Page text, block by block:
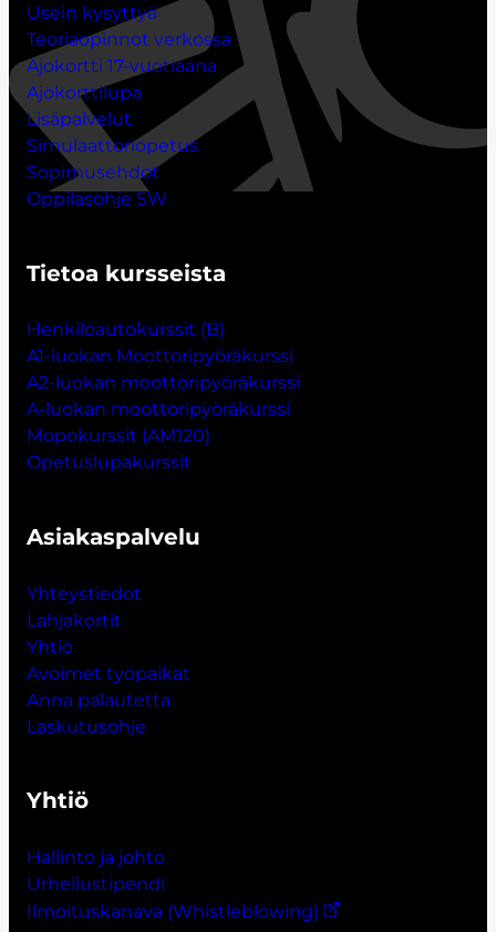
Usein kysyttyä
Teoriaopinnot verkossa
Ajokortti 17-vuotiaana
Ajokorttilupa
Lisäpalvelut
Simulaattoriopetus
Sopimusehdot
Oppilasohje SW
Tietoa kursseista
Henkilöautokurssit (B)
A1-luokan Moottoripyöräkurssi
A2-luokan moottoripyöräkurssi
A-luokan moottoripyöräkurssi
Mopokurssit (AM120)
Opetuslupakurssit
Asiakaspalvelu
Yhteystiedot
Lahjakortit
Yhtiö
Avoimet työpaikat
Anna palautetta
Laskutusohje
Yhtiö
Hallinto ja johto
Urheilustipendi
Ilmoituskanava (Whistleblowing)